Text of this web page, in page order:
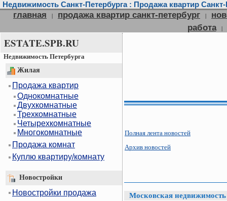
Недвижимость Санкт-Петербурга : Продажа квартир
главная | продажа квартир санкт-петербург |
работа
|
ESTATE.SPB.RU
Недвижимость Петербурга
Жилая
Продажа квартир
Однокомнатные
Двухкомнатные
Трехкомнатные
Четырехкомнатные
Многокомнатные
Продажа комнат
Куплю квартиру/комнату
Новостройки
Новостройки продажа
Полная лента новостей
Архив новостей
Московская